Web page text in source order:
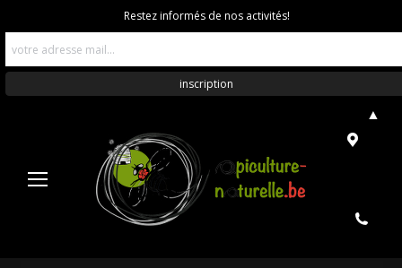
Restez informés de nos activités!
▲